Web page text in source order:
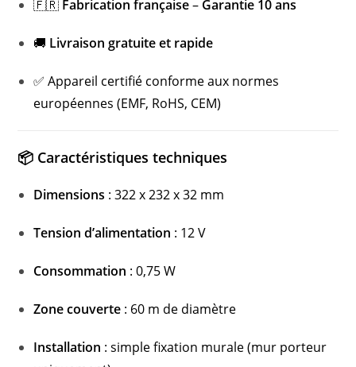
🇫🇷 Fabrication française– Garantie 10 ans
🚚 Livraison gratuite et rapide
✅ Appareil certifié conforme aux normes
européennes (EMF, RoHS, CEM)
📦 Caractéristiques techniques
Dimensions : 322 x 232 x 32 mm
Tension d’alimentation : 12 V
Consommation : 0,75 W
Zone couverte : 60 m de diamètre
Installation : simple fixation murale (mur porteur